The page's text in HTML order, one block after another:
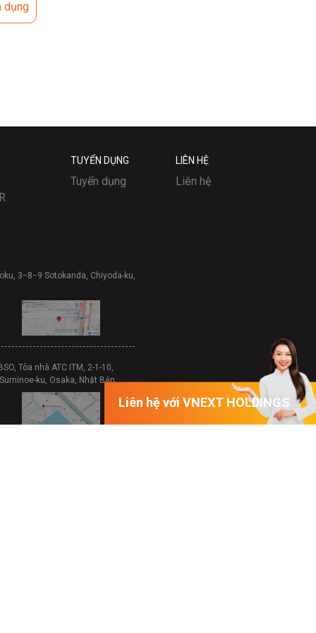
dụng
TUYỂN DỤNG
Tuyển dụng
LIÊN HỆ
Liên hệ
3−8−9 Sotokanda, Chiyoda-ku,
Tòa nhà ATC ITM, 2-1-10,
ku, Osaka, Nhật Bản
Liên hệ với VNEXT HOLDINGS